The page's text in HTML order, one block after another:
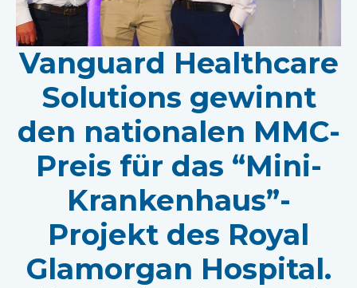
Vanguard Healthcare
Solutions gewinnt
den nationalen MMC-
Preis für das “Mini-
Krankenhaus”-
Projekt des Royal
Glamorgan Hospital.